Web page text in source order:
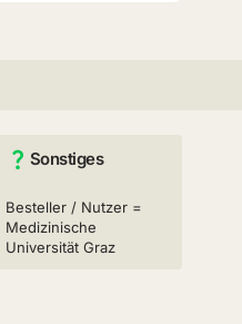
Sonstiges
Besteller / Nutzer =
Medizinische
Universität Graz